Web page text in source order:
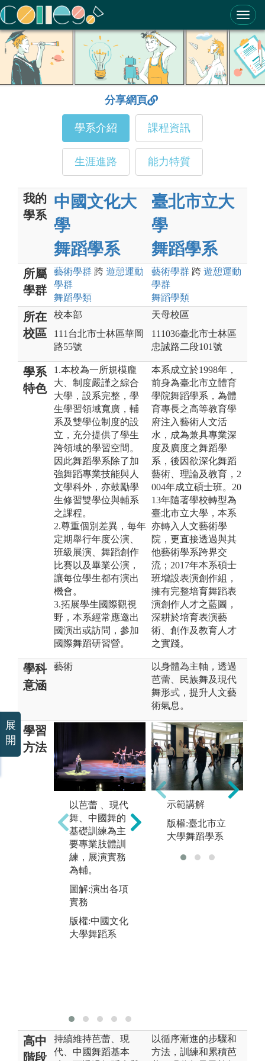
ColleGo! 大學選才與高中育才輔助系統
分享網頁
學系介紹 課程資訊
生涯進路 能力特質
我的
學系
中國文化大
學
舞蹈學系
臺北市立大
學
舞蹈學系
所屬
學群
藝術學群 跨 遊憩運動
學群
舞蹈學類
藝術學群 跨 遊憩運動
學群
舞蹈學類
所在
校區
校本部
111台北市士林區華岡
路55號
天母校區
111036臺北市士林區
忠誠路二段101號
學系
特色
1.本校為一所規模龐
大、制度嚴謹之綜合
大學，設系完整，學
生學習領域寬廣，輔
系及雙學位制度的設
立，充分提供了學生
跨領域的學習空間。
因此舞蹈學系除了加
強舞蹈專業技能與人
文學科外，亦鼓勵學
生修習雙學位與輔系
之課程。
2.尊重個別差異，每年
定期舉行年度公演、
班級展演、舞蹈創作
比賽以及畢業公演，
讓每位學生都有演出
機會。
3.拓展學生國際觀視
野，本系經常應邀出
國演出或訪問，參加
國際舞蹈研習營。
本系成立於1998年，
前身為臺北市立體育
學院舞蹈學系，為體
育專長之高等教育學
府注入藝術人文活
水，成為兼具專業深
度及廣度之舞蹈學
系，後因欲深化舞蹈
藝術、理論及教育，2
004年成立碩士班。20
13年隨著學校轉型為
臺北市立大學，本系
亦轉入人文藝術學
院，更直接透過與其
他藝術學系跨界交
流；2017年本系碩士
班增設表演創作組，
擁有完整培育舞蹈表
演創作人才之藍圖，
深耕於培育表演藝
術、創作及教育人才
之實踐。
學科
意涵
藝術
以身體為主軸，透過
芭蕾、民族舞及現代
舞形式，提升人文藝
術氣息。
學習
方法
以芭蕾 、現代
舞、中國舞的
基礎訓練為主
要專業肢體訓
練，展演實務
為輔。
圖解:演出各項
實務
版權:中國文化
大學舞蹈系
移地學習
圖解:移地交流
學習
版權:中國文化
示範講解
版權:臺北市立
大學舞蹈學系
高中
階段
持續維持芭蕾、現
代、中國舞蹈基本
以循序漸進的步驟和
方法，訓練和累積芭
展
開